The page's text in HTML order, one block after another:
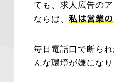
ても、求人広告の
ならば、 私は営業
毎日電話口で断ら
んな環境が嫌にな